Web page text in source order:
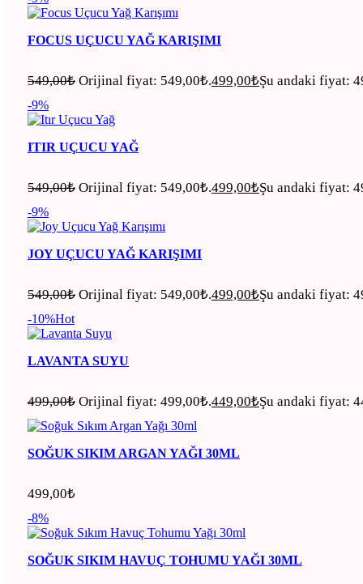
FOCUS UÇUCU YAĞ KARIŞIMI
549,00₺ Orijinal fiyat: 549,00₺.499,00₺Şu andaki fiyat:
-9%
ITIR UÇUCU YAĞ
549,00₺ Orijinal fiyat: 549,00₺.499,00₺Şu andaki fiyat:
-9%
JOY UÇUCU YAĞ KARIŞIMI
549,00₺ Orijinal fiyat: 549,00₺.499,00₺Şu andaki fiyat:
-10%Hot
LAVANTA SUYU
499,00₺ Orijinal fiyat: 499,00₺.449,00₺Şu andaki fiyat:
SOĞUK SIKIM ARGAN YAĞI 30ML
499,00₺
-8%
SOĞUK SIKIM HAVUÇ TOHUMU YAĞI 30ML